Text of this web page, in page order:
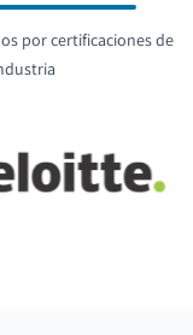
por certificaciones de